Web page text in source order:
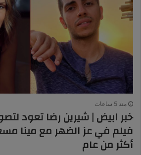
منذ 5 ساعات
خبر ابيض | شيرين رضا تعود
فيلم في عز الضهر مع مينا
أكثر من عام